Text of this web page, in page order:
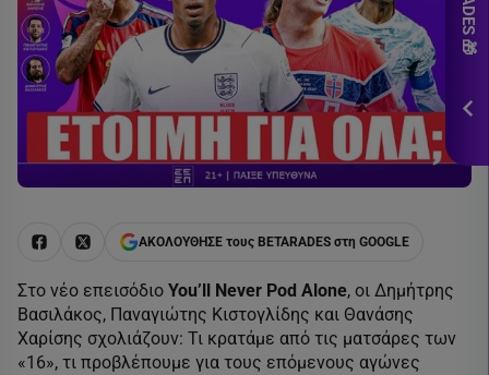
ΑΚΟΛΟΥΘΗΣΕ τους BETARADES στη GOOGLE
Στο νέο επεισόδιο You’ll Never Pod Alone, οι Δημήτρης
Βασιλάκος, Παναγιώτης Κιστογλίδης και Θανάσης
Χαρίσης σχολιάζουν: Τι κρατάμε από τις ματσάρες των
«16», τι προβλέπουμε για τους επόμενους αγώνες